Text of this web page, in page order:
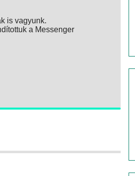
is vagyunk.
a Messenger